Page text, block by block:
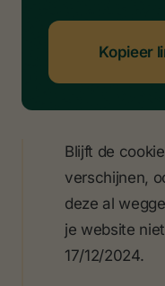
Kopieer
Blijft de
verschijnen,
deze al
je website
17/12/2024.